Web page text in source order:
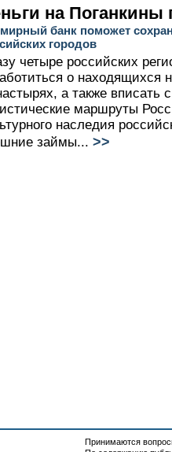
на Поганкины
банк поможет
городов
четыре российских
о находящихся
а также вписать
маршруты
наследия
займы... >>
Принимаются